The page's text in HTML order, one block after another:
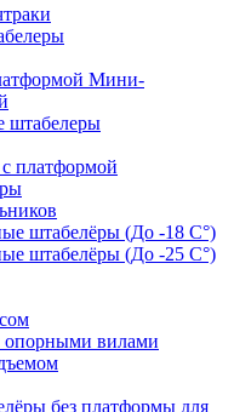
Мини-
штабелеры
платформой
штабелёры (До -18 C°)
штабелёры (До -25 C°)
вилами
без платформы для